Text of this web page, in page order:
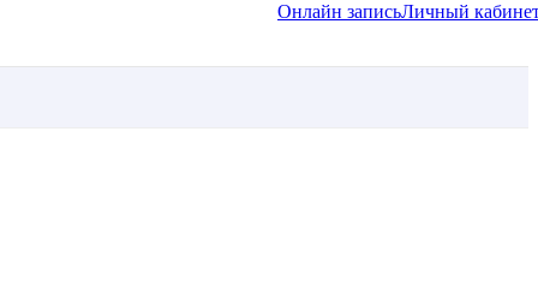
Онлайн записьЛичный